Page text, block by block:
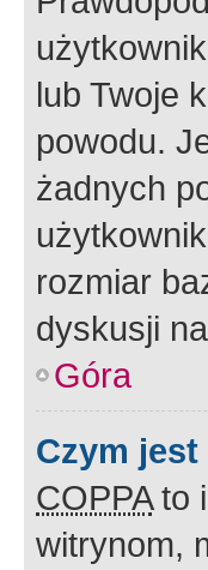
lub Twoje
powodu.
żadnych
rozmiar
dyskusji
Góra
Czym jest
COPPAto
witrynom,